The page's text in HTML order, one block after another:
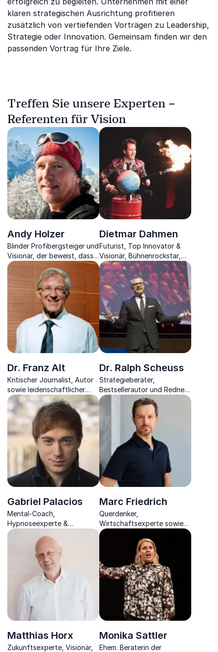
klaren strategischen Ausrichtung profitieren
zusätzlich von vertiefenden Vorträgen zu Leadership,
Strategie oder Innovation. Gemeinsam finden wir den
passenden Vortrag für Ihre Ziele.
Treffen Sie unsere Experten –
Referenten für Vision
Andy Holzer
Blinder Profibergsteiger und
Visionär, der beweist, dass
man aus einem Handicap
eine Stärke machen kann.
Dietmar Dahmen
Futurist, Top Innovator &
Visionär, Bühnenrockstar,
Autor
Dr. Franz Alt
Kritischer Journalist, Autor
sowie leidenschaftlicher
Berater beleuchtet
schonungslos die
unterschiedlichsten Themen
Dr. Ralph Scheuss
Strategieberater,
Bestsellerautor und Redner
gibt unkonventionelle sowie
effektive Geschäftsimpulse
für Ihr Unternehmen
Gabriel Palacios
Mental-Coach,
Hypnoseexperte &
Bestseller-Autor überzeugt
zu neuer mentaler Kraft, die
Sie zu neuem Erfolg führt
Marc Friedrich
Querdenker,
Wirtschaftsexperte sowie
Bestsellerautor, der alle
Fragen zur Wirtschaft und
Gesellschaft beantwortet
Matthias Horx
Zukunftsexperte, Visionär,
Monika Sattler
Ehem. Beraterin der